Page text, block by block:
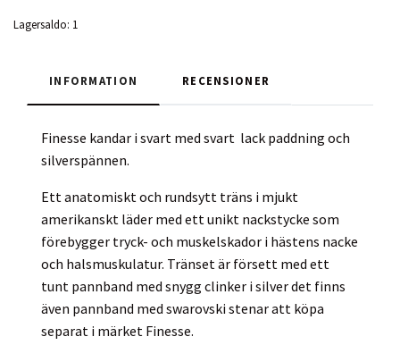
Lagersaldo: 1
INFORMATION RECENSIONER
Finesse kandar i svart med svart lack paddning och
silverspännen.
Ett anatomiskt och rundsytt träns i mjukt
amerikanskt läder med ett unikt nackstycke som
förebygger tryck- och muskelskador i hästens nacke
och halsmuskulatur. Tränset är försett med ett
tunt pannband med snygg clinker i silver det finns
även pannband med swarovski stenar att köpa
separat i märket Finesse.